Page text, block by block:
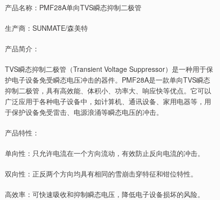
产品名称：PMF28A单向TVS瞬态抑制二极管
生产商：SUNMATE/森美特
产品简介：
TVS瞬态抑制二极管（Transient Voltage Suppressor）是一种用于保
护电子设备免受瞬态电压冲击的器件。PMF28A是一款单向TVS瞬态
抑制二极管，具有高效能、体积小、功率大、响应快等优点。它可以
广泛应用于各种电子设备中，如计算机、通讯设备、家用电器等，用
于保护设备免受雷击、电源浪涌等瞬态电压的冲击。
产品特性：
单向性：只允许电流在一个方向流动，有效防止反向电流的冲击。
双向性：正反两个方向均具有相同的雪崩击穿特征和钳位特性。
高效率：可快速吸收和抑制瞬态电压，降低电子设备损坏的风险。